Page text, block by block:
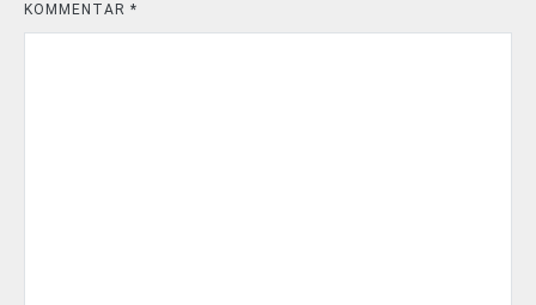
KOMMENTAR *